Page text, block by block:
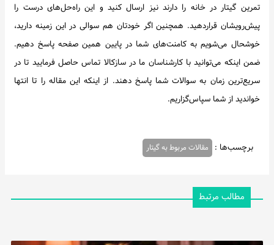
تمرین گیتار در خانه را دارند نیز ارسال کنید و این راه‌حل‌های درست را
پیش‌رویشان قراردهید. همچنین اگر خودتان هم سوالی در این زمینه دارید،
خوشحال می‌شویم به کامنت‌های شما در پایین همین صفحه پاسخ دهیم.
ضمن اینکه می‌توانید با کارشناسان ما در سازکالا تماس حاصل فرمایید تا در
سریع‌ترین زمان به سوالات شما پاسخ دهند. از اینکه این مقاله را تا انتها
خواندید از شما سپاس‌گزاریم.
برچسب‌ها : مقالات مربوط به گیتار
مطالب مرتبط